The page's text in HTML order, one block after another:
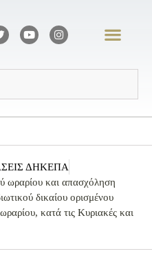
ΔΗΚΕΠΑ
ωραρίου και απασχόληση
δικαίου ορισμένου
κατά τις Κυριακές και